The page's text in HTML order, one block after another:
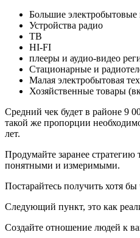
Большие
Устройства радио
ТВ
HI-FI
плееры и аудио-видео
Стационарные и
Малая электробытовая
Хозяйственные товары
Средний чек будет в районе 9
такой же пропорции
лет.
Продумайте заранее
понятными и измеримыми.
Постарайтесь получить хотя
Следующий пункт, это как
Создайте отношение людей к